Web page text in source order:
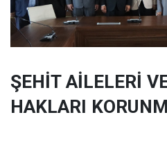
ŞEHİT AİLELERİ
HAKLARI